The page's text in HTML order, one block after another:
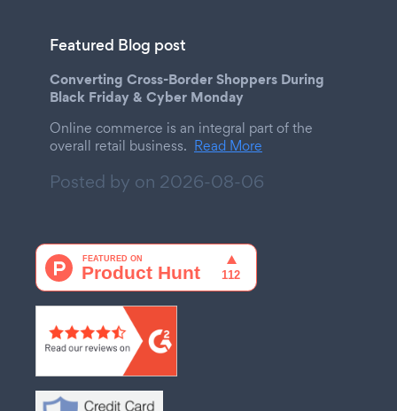
Featured Blog post
Converting Cross-Border Shoppers During
Black Friday & Cyber Monday
Online commerce is an integral part of the
overall retail business. Read More
Posted by on 2026-08-06